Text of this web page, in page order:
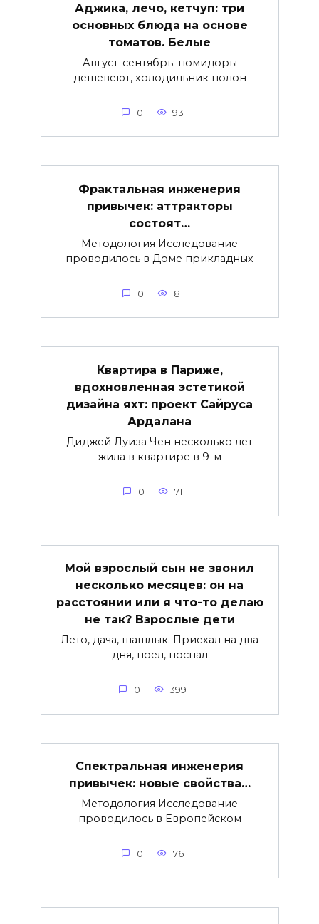
Аджика, лечо, кетчуп: три
основных блюда на основе
томатов. Белые
Август-сентябрь: помидоры
дешевеют, холодильник полон
0 93
Фрактальная инженерия
привычек: аттракторы
состоят…
Методология Исследование
проводилось в Доме прикладных
0 81
Квартира в Париже,
вдохновленная эстетикой
дизайна яхт: проект Сайруса
Ардалана
Диджей Луиза Чен несколько лет
жила в квартире в 9-м
0 71
Мой взрослый сын не звонил
несколько месяцев: он на
расстоянии или я что-то делаю
не так? Взрослые дети
Лето, дача, шашлык. Приехал на два
дня, поел, поспал
0 399
Спектральная инженерия
привычек: новые свойства…
Методология Исследование
проводилось в Европейском
0 76